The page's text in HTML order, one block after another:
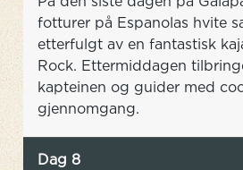
fotturer på Espanolas hvite
etterfulgt av en fantastisk
Rock. Ettermiddagen
kapteinen og guider med
gjennomgang.
Dag 8